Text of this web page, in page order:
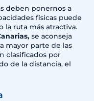
deben ponernos a
físicas puede
la ruta más atractiva.
se aconseja
mayor parte de las
clasificados por
de la distancia, el